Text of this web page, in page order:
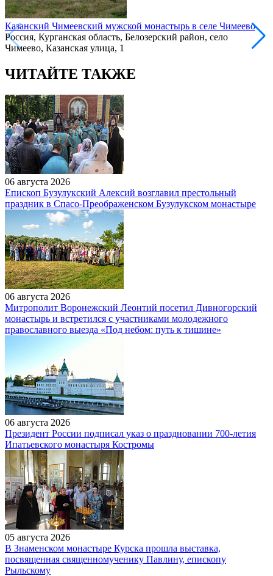
Казанский Чимеевский мужской монастырь в селе Чимеево
Россия, Курганская область, Белозерский район, село
Чимеево, Казанская улица, 1
ЧИТАЙТЕ ТАКЖЕ
06 августа 2026
Епископ Бузулукский Алексий возглавил престольный
праздник в Спасо-Преображенском Бузулукском монастыре
06 августа 2026
Митрополит Воронежский Леонтий посетил Дивногорский
монастырь и встретился с участниками молодежного
православного выезда «Под небом: путь к тишине»
06 августа 2026
Президент России подписал указ о праздновании 700-летия
Ипатьевского монастыря Костромы
05 августа 2026
В Знаменском монастыре Курска прошла выставка,
посвященная священномученику Павлину, епископу
Рыльскому